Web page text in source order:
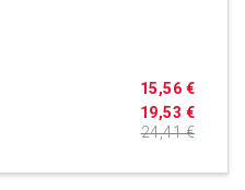
19,53 €
15,56 €
24,41 €